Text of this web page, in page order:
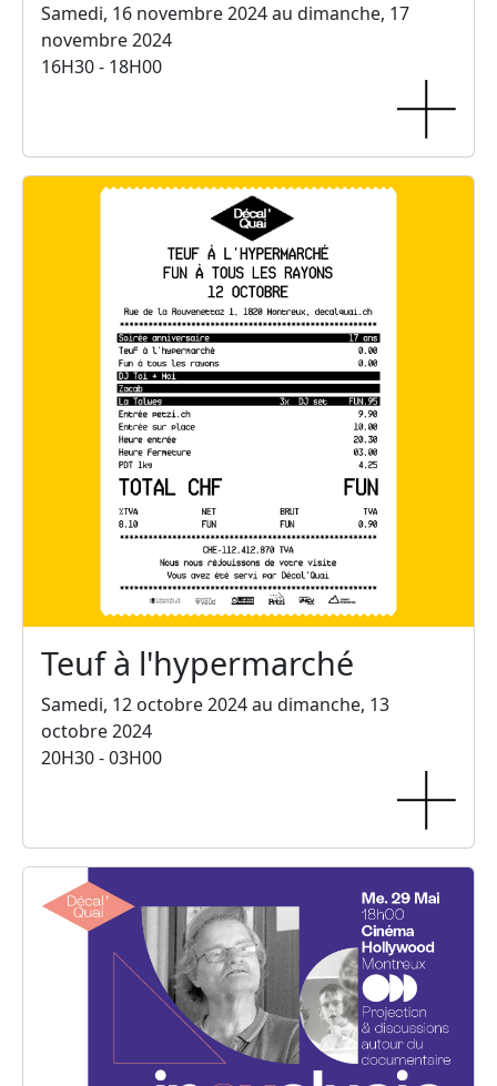
Samedi, 16 novembre 2024 au dimanche, 17
novembre 2024
16H30 - 18H00
Teuf à l'hypermarché
Samedi, 12 octobre 2024 au dimanche, 13
octobre 2024
20H30 - 03H00